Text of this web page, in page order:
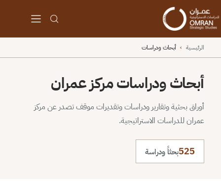
الرئيسية › أبحاث ودراسات
أبحاث ودراسات مركز عمران
أوراق بحثية وتقارير ودراسات وتقديرات موقف تصدر عن مركز
عمران للدراسات الاستراتيجية.
525بحثاً ودراسة